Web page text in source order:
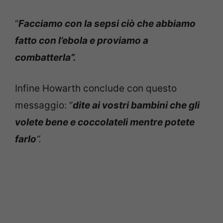
“Facciamo con la sepsi ciò che abbiamo
fatto con l’ebola e proviamo a
combatterla”.
Infine Howarth conclude con questo
messaggio: “dite ai vostri bambini che gli
volete bene e coccolateli mentre potete
farlo“.